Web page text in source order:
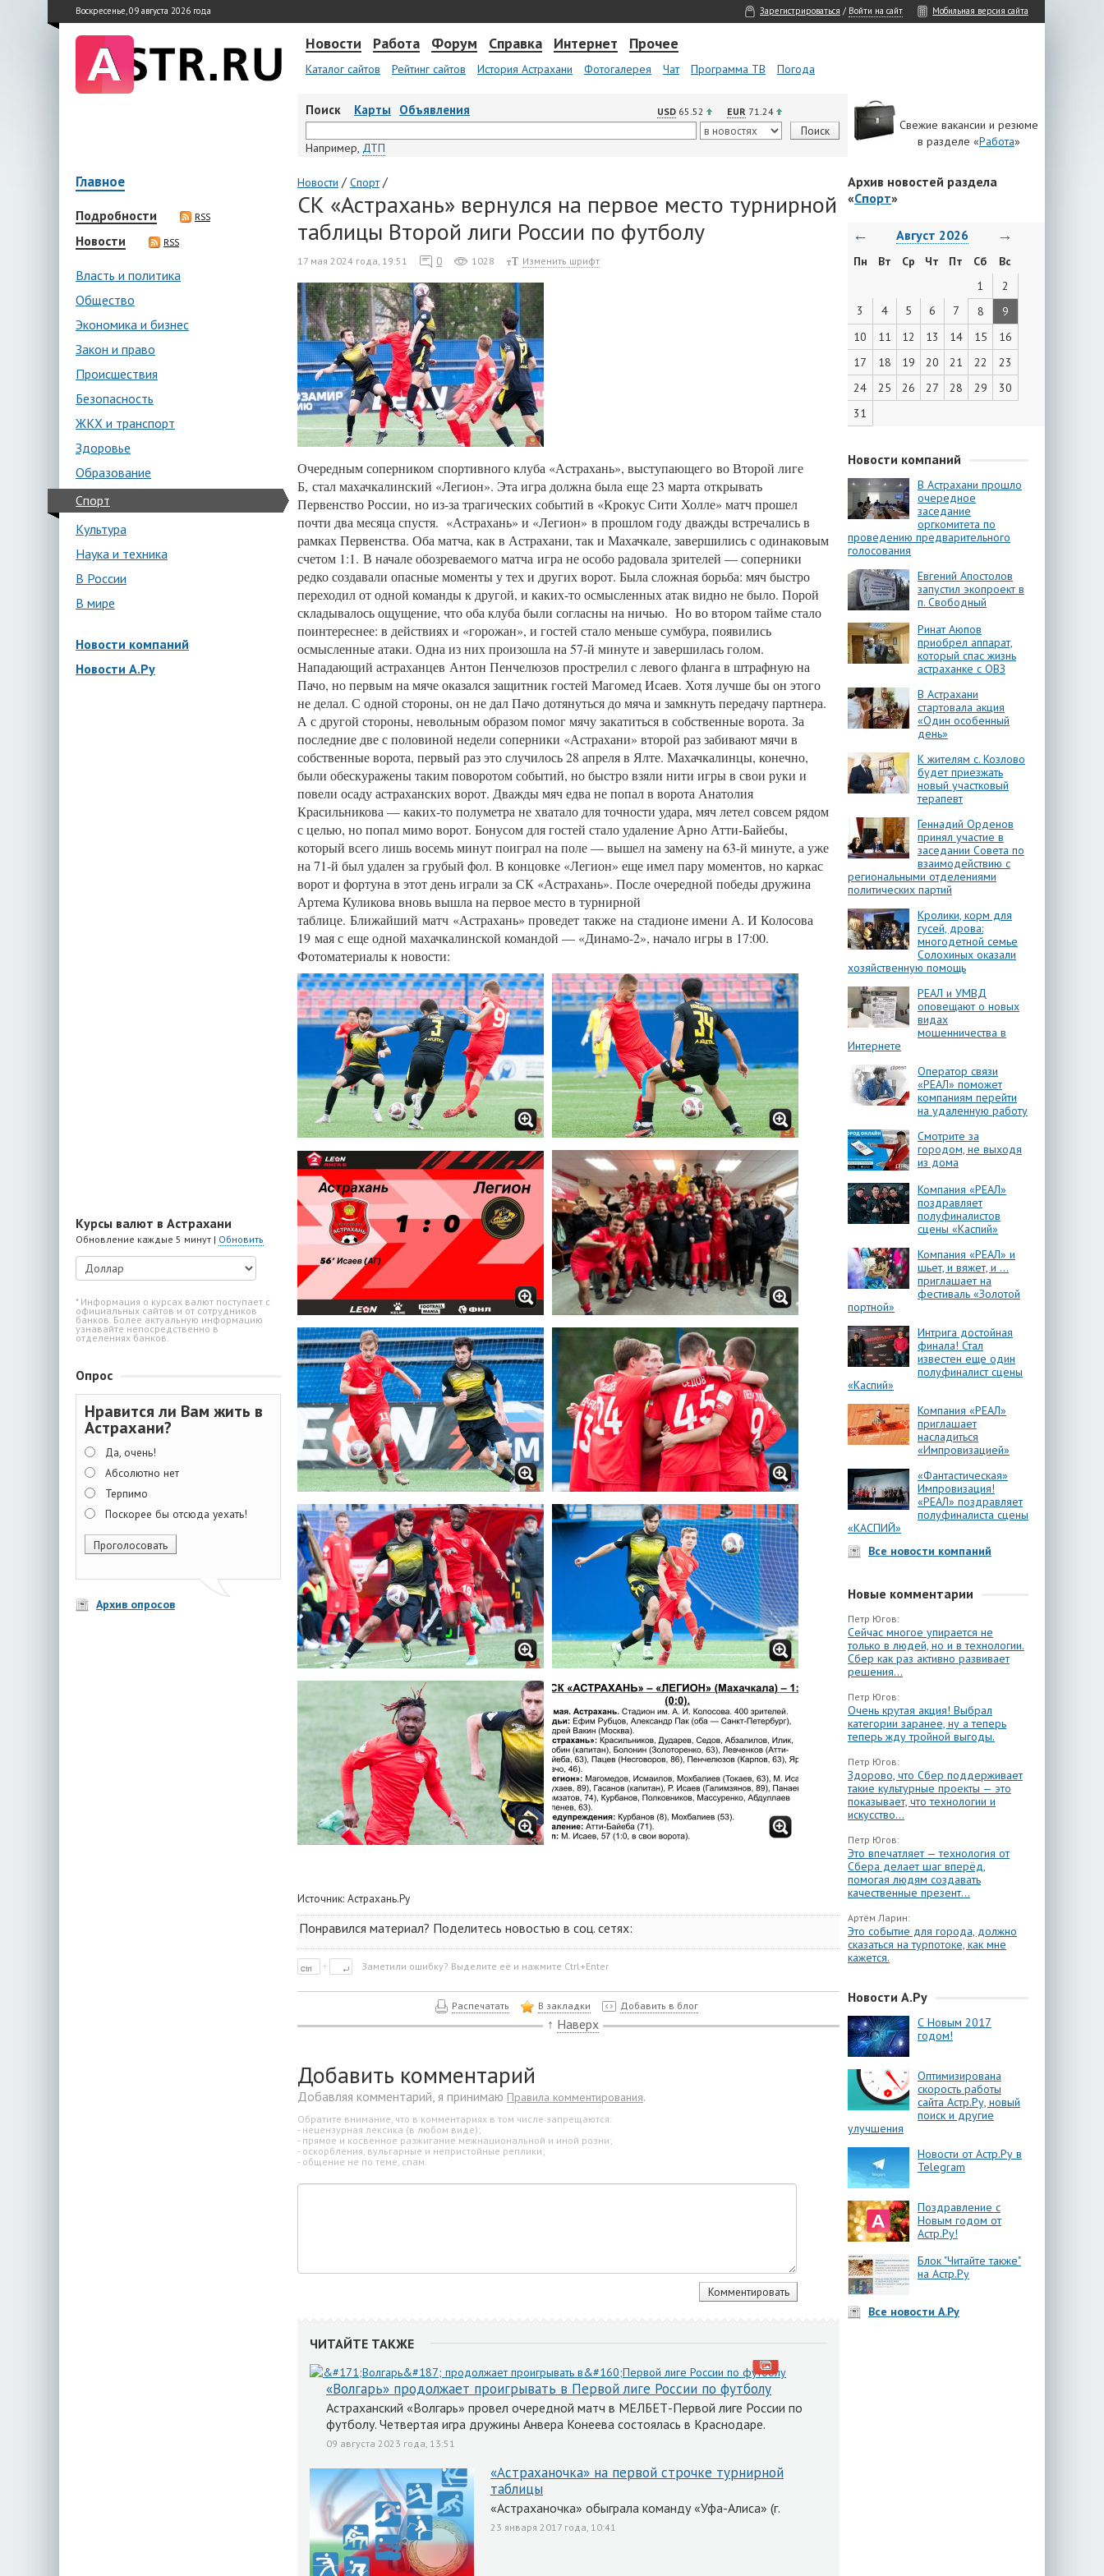
Воскресенье, 09 августа 2026 года Зарегистрироваться / Войти на сайт Мобильная версия сайта
Новости Работа Форум Справка Интернет Прочее
Каталог сайтов Рейтинг сайтов История Астрахани Фотогалерея Чат Программа ТВ Погода
Поиск Карты Объявления USD 65.52 EUR 71.24
Например, ДТП
Свежие вакансии и резюме
в разделе «Работа»
Главное
Подробности RSS
Новости RSS
Власть и политика
Общество
Экономика и бизнес
Закон и право
Происшествия
Безопасность
ЖКХ и транспорт
Здоровье
Образование
Спорт
Культура
Наука и техника
В России
В мире
Новости компаний
Новости А.Ру
Курсы валют в Астрахани
Обновление каждые 5 минут | Обновить
* Информация о курсах валют поступает с
официальных сайтов и от сотрудников
банков. Более актуальную информацию
узнавайте непосредственно в
отделениях банков.
Опрос
Нравится ли Вам жить в
Астрахани?
Да, очень!
Абсолютно нет
Терпимо
Поскорее бы отсюда уехать!
Архив опросов
Новости / Спорт/
СК «Астрахань» вернулся на первое место турнирной
таблицы Второй лиги России по футболу
17 мая 2024 года, 19:51 0 1028 Изменить шрифт
Очередным соперником спортивного клуба «Астрахань», выступающего во Второй лиге
Б, стал махачкалинский «Легион». Эта игра должна была еще 23 марта открывать
Первенство России, но из-за трагических событий в «Крокус Сити Холле» матч прошел
почти два месяца спустя. «Астрахань» и «Легион» в прошлом году дважды встречались в
рамках Первенства. Оба матча, как в Астрахани, так и Махачкале, завершились с одинаковым
счетом 1:1. В начале обозреваемого матча игра не особо радовала зрителей — соперники
редко создавали опасные моменты у тех и других ворот. Была сложная борьба: мяч быстро
переходил от одной команды к другой, и каких-то осмысленных атак видно не было. Порой
складывалось ощущение, что оба клуба были согласны на ничью. Но во втором тайме стало
поинтереснее: в действиях и «горожан», и гостей стало меньше сумбура, появились
осмысленные атаки. Одна из них произошла на 57-й минуте и завершилась голом.
Нападающий астраханцев Антон Пенчелюзов прострелил с левого фланга в штрафную на
Пачо, но первым на мяче оказался защитник гостей Магомед Исаев. Хотя лучше бы он этого
не делал. С одной стороны, он не дал Пачо дотянуться до мяча и замкнуть передачу партнера.
А с другой стороны, невольным образом помог мячу закатиться в собственные ворота. За
последние две с половиной недели соперники «Астрахани» второй раз забивают мячи в
собственные ворота, первый раз это случилось 28 апреля в Ялте. Махачкалинцы, конечно,
были обескуражены таким поворотом событий, но быстро взяли нити игры в свои руки и
повели осаду астраханских ворот. Дважды мяч едва не попал в ворота Анатолия
Красильникова — каких-то полуметра не хватало для точности удара, мяч летел совсем рядом
с целью, но попал мимо ворот. Бонусом для гостей стало удаление Арно Атти-Байебы,
который всего лишь восемь минут поиграл на поле — вышел на замену на 63-й минуте, а уже
на 71-й был удален за грубый фол. В концовке «Легион» еще имел пару моментов, но каркас
ворот и фортуна в этот день играли за СК «Астрахань». После очередной победы дружина
Артема Куликова вновь вышла на первое место в турнирной
таблице. Ближайший матч «Астрахань» проведет также на стадионе имени А. И Колосова
19 мая с еще одной махачкалинской командой — «Динамо-2», начало игры в 17:00.
Фотоматериалы к новости:
Источник: Астрахань.Ру
Понравился материал? Поделитесь новостью в соц. сетях:
Заметили ошибку? Выделите её и нажмите Ctrl+Enter
Распечатать В закладки Добавить в блог
↑ Наверх
Добавить комментарий
Добавляя комментарий, я принимаю Правила комментирования.
Обратите внимание, что в комментариях в том числе запрещаются:
- нецензурная лексика (в любом виде);
- прямое и косвенное разжигание межнациональной и иной розни;
- оскорбления, вульгарные и непристойные реплики;
- общение не по теме, спам.
ЧИТАЙТЕ ТАКЖЕ
«Волгарь» продолжает проигрывать в Первой лиге России по футболу
Астраханский «Волгарь» провел очередной матч в МЕЛБЕТ-Первой лиге России по
футболу. Четвертая игра дружины Анвера Конеева состоялась в Краснодаре.
09 августа 2023 года, 13:51
«Астраханочка» на первой строчке турнирной
таблицы
«Астраханочка» обыграла команду «Уфа-Алиса» (г.
23 января 2017 года, 10:41
Архив новостей раздела
«Спорт»
← Август 2026 →
Пн Вт Ср Чт Пт Сб
Вс
1
2
3
4 5 6 7 8
9
10
11 12 13 14 15
16
17
18 19 20 21 22
23
24
25 26 27 28 29
30
31
Новости компаний
В Астрахани прошло
очередное
заседание
оргкомитета по
проведению предварительного
голосования
Евгений Апостолов
запустил экопроект в
п. Свободный
Ринат Аюпов
приобрел аппарат,
который спас жизнь
астраханке с ОВЗ
В Астрахани
стартовала акция
«Один особенный
день»
К жителям с. Козлово
будет приезжать
новый участковый
терапевт
Геннадий Орденов
принял участие в
заседании Совета по
взаимодействию с
региональными отделениями
политических партий
Кролики, корм для
гусей, дрова:
многодетной семье
Солохиных оказали
хозяйственную помощь
РЕАЛ и УМВД
оповещают о новых
видах
мошенничества в
Интернете
Оператор связи
«РЕАЛ» поможет
компаниям перейти
на удаленную работу
Смотрите за
городом, не выходя
из дома
Компания «РЕАЛ»
поздравляет
полуфиналистов
сцены «Каспий»
Компания «РЕАЛ» и
шьет, и вяжет, и …
приглашает на
фестиваль «Золотой
портной»
Интрига достойная
финала! Стал
известен еще один
полуфиналист сцены
«Каспий»
Компания «РЕАЛ»
приглашает
насладиться
«Импровизацией»
«Фантастическая»
Импровизация!
«РЕАЛ» поздравляет
полуфиналиста сцены
«КАСПИЙ»
Все новости компаний
Новые комментарии
Петр Югов:
Сейчас многое упирается не
только в людей, но и в технологии.
Сбер как раз активно развивает
решения...
Петр Югов:
Очень крутая акция! Выбрал
категории заранее, ну а теперь
теперь жду тройной выгоды.
Петр Югов:
Здорово, что Сбер поддерживает
такие культурные проекты — это
показывает, что технологии и
искусство...
Петр Югов:
Это впечатляет — технология от
Сбера делает шаг вперёд,
помогая людям создавать
качественные презент...
Артём Ларин:
Это событие для города, должно
сказаться на турпотоке, как мне
кажется.
Новости А.Ру
С Новым 2017
годом!
Оптимизирована
скорость работы
сайта Астр.Ру, новый
поиск и другие
улучшения
Новости от Астр.Ру в
Telegram
Поздравление с
Новым годом от
Астр.Ру!
Блок "Читайте также"
на Астр.Ру
Все новости А.Ру